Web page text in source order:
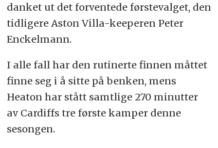
danket ut det forventede førstevalget, den
tidligere Aston Villa-keeperen Peter
Enckelmann.
I alle fall har den rutinerte finnen måttet
finne seg i å sitte på benken, mens
Heaton har stått samtlige 270 minutter
av Cardiffs tre første kamper denne
sesongen.